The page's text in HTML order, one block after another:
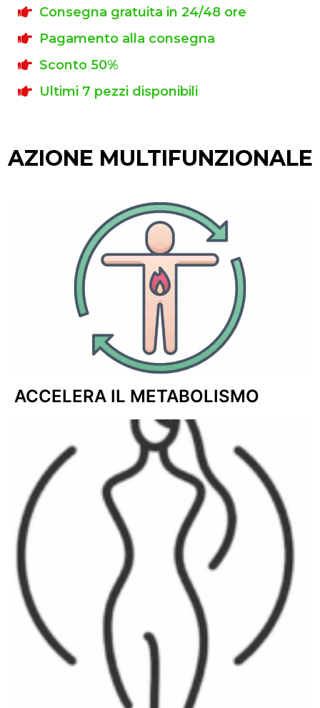
Consegna gratuita in 24/48 ore
Pagamento alla consegna
Sconto 50%
Ultimi 7 pezzi disponibili
AZIONE MULTIFUNZIONALE
ACCELERA IL METABOLISMO